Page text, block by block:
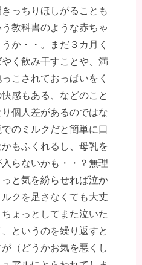
っちりほしがることも
教科書のような赤ちゃ
か・・。まだ３カ月く
く飲み干すことや、満
こされておっぱいをく
感もある、などのこと
個人差があるのではな
のミルクだと簡単に口
もふくれるし、母乳を
らないかも・・？無理
と気を紛らせれば泣か
クを足さなくても大丈
ょっとしてまた泣いた
というのを繰り返すと
（どうかお気を悪くし